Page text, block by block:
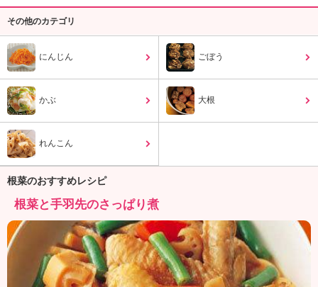
け
。
K
ュ
ョ
ナ
ル
「
み
ん
その他のカテゴリ
にんじん ごぼう
かぶ 大根
れんこん
根菜のおすすめレシピ
根菜と手羽先のさっぱり煮